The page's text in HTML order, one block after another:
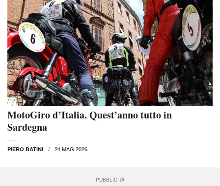
MotoGiro d’Italia. Quest’anno tutto in
Sardegna
PIERO BATINI 24 MAG 2026
PUBBLICITÀ